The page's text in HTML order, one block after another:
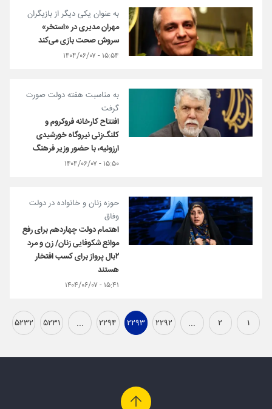
به عنوان یکی دیگر از بازیگران
مهران مدیری در «استخر»
سروش صحت بازی می‌کند
۱۵:۵۴ - ۱۴۰۴/۰۶/۰۷
به مناسبت هفته دولت صورت
گرفت
افتتاح کارخانه فروکروم و
کلنگ‌زنی نیروگاه خورشیدی
ارزوئیه، با حضور وزیر فرهنگ
۱۵:۵۰ - ۱۴۰۴/۰۶/۰۷
حوزه زنان و خانواده در دولت
وفاق
اهتمام دولت چهاردهم برای رفع
موانع شکوفایی زنان/ زن و مرد
۲بال پرواز برای کسب افتخار
هستند
۱۵:۴۱ - ۱۴۰۴/۰۶/۰۷
۱ ۲ ... ۲۲۹۲ ۲۲۹۳ ۲۲۹۴ ... ۵۲۳۱ ۵۲۳۲